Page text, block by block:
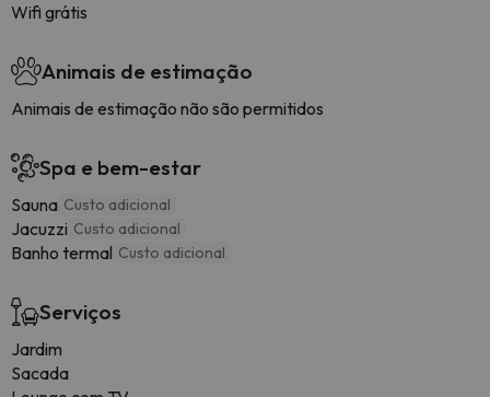
Wifi grátis
Animais de estimação
Animais de estimação não são permitidos
Spa e bem-estar
Sauna Custo adicional
Jacuzzi Custo adicional
Banho termal Custo adicional
Serviços
Jardim
Sacada